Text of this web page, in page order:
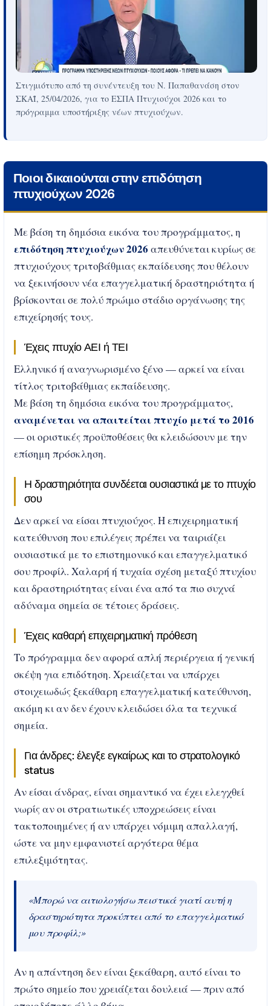
Στιγμιότυπο από τη συνέντευξη του Ν. Παπαθανάση στον
ΣΚΑΪ, 25/04/2026, για το ΕΣΠΑ Πτυχιούχοι 2026 και το
πρόγραμμα υποστήριξης νέων πτυχιούχων.
Ποιοι δικαιούνται στην επιδότηση
πτυχιούχων 2026
Με βάση τη δημόσια εικόνα του προγράμματος, η
επιδότηση πτυχιούχων 2026 απευθύνεται κυρίως σε
πτυχιούχους τριτοβάθμιας εκπαίδευσης που θέλουν
να ξεκινήσουν νέα επαγγελματική δραστηριότητα ή
βρίσκονται σε πολύ πρώιμο στάδιο οργάνωσης της
επιχείρησής τους.
Έχεις πτυχίο ΑΕΙ ή ΤΕΙ
Ελληνικό ή αναγνωρισμένο ξένο — αρκεί να είναι
τίτλος τριτοβάθμιας εκπαίδευσης.
Με βάση τη δημόσια εικόνα του προγράμματος,
αναμένεται να απαιτείται πτυχίο μετά το 2016
— οι οριστικές προϋποθέσεις θα κλειδώσουν με την
επίσημη πρόσκληση.
Η δραστηριότητα συνδέεται ουσιαστικά με το πτυχίο
σου
Δεν αρκεί να είσαι πτυχιούχος. Η επιχειρηματική
κατεύθυνση που επιλέγεις πρέπει να ταιριάζει
ουσιαστικά με το επιστημονικό και επαγγελματικό
σου προφίλ. Χαλαρή ή τυχαία σχέση μεταξύ πτυχίου
και δραστηριότητας είναι ένα από τα πιο συχνά
αδύναμα σημεία σε τέτοιες δράσεις.
Έχεις καθαρή επιχειρηματική πρόθεση
Το πρόγραμμα δεν αφορά απλή περιέργεια ή γενική
σκέψη για επιδότηση. Χρειάζεται να υπάρχει
στοιχειωδώς ξεκάθαρη επαγγελματική κατεύθυνση,
ακόμη κι αν δεν έχουν κλειδώσει όλα τα τεχνικά
σημεία.
Για άνδρες: έλεγξε εγκαίρως και το στρατολογικό
status
Αν είσαι άνδρας, είναι σημαντικό να έχει ελεγχθεί
νωρίς αν οι στρατιωτικές υποχρεώσεις είναι
τακτοποιημένες ή αν υπάρχει νόμιμη απαλλαγή,
ώστε να μην εμφανιστεί αργότερα θέμα
επιλεξιμότητας.
«Μπορώ να αιτιολογήσω πειστικά γιατί αυτή η
δραστηριότητα προκύπτει από το επαγγελματικό
μου προφίλ;»
Αν η απάντηση δεν είναι ξεκάθαρη, αυτό είναι το
πρώτο σημείο που χρειάζεται δουλειά — πριν από